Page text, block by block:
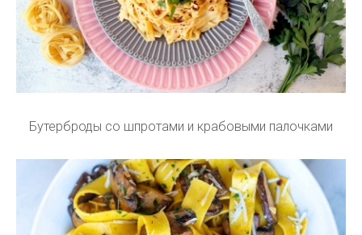
Бутерброды со шпротами и крабовыми палочками